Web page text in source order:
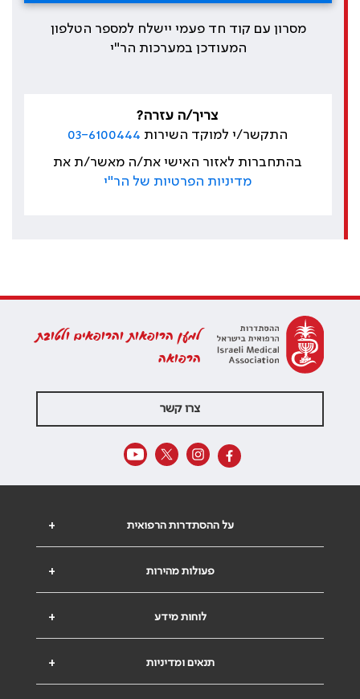
מסרון עם קוד חד פעמי יישלח למספר הטלפון
המעודכן במערכות הר"י
צריך/ה עזרה?
התקשר/י למוקד השירות 03-6100444
בהתחברות לאזור האישי את/ה מאשר/ת את
מדיניות הפרטיות של הר"י
למען הרופאות והרופאים ולטובת
הרפואה
צרו קשר
+ על ההסתדרות הרפואית
+ פעולות מהירות
+ לוחות מידע
+ תנאים ומדיניות